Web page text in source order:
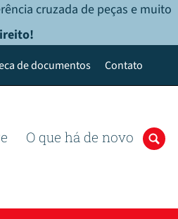
cruzada de peças e muito
de documentos Contato
O que há de novo